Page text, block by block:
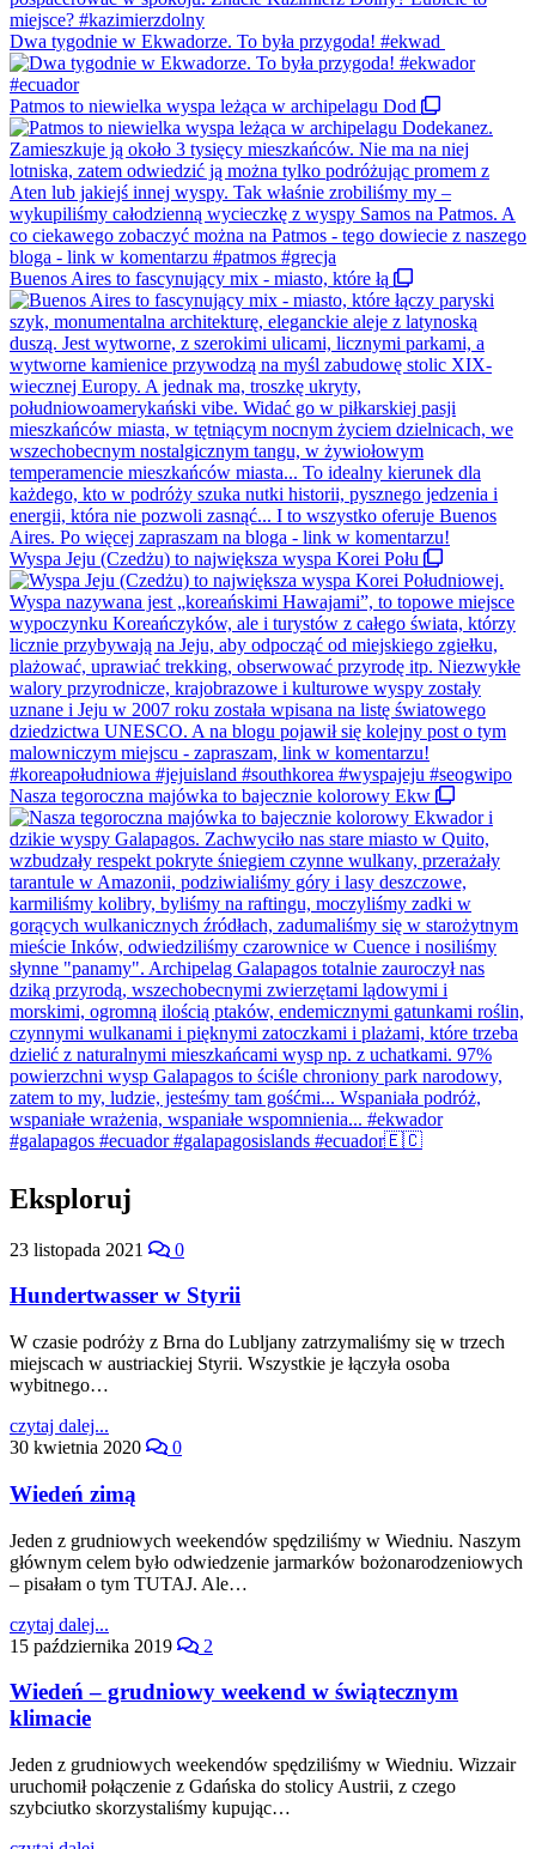
Dwa tygodnie w Ekwadorze. To była przygoda! #ekwad
Patmos to niewielka wyspa leżąca w archipelagu Dod
Buenos Aires to fascynujący mix - miasto, które łą
Wyspa Jeju (Czedżu) to największa wyspa Korei Połu
Nasza tegoroczna majówka to bajecznie kolorowy Ekw
Eksploruj
23 listopada 2021 0
Hundertwasser w Styrii
W czasie podróży z Brna do Lubljany zatrzymaliśmy się w trzech
miejscach w austriackiej Styrii. Wszystkie je łączyła osoba
wybitnego…
czytaj dalej...
30 kwietnia 2020
0
Wiedeń zimą
Jeden z grudniowych weekendów spędziliśmy w Wiedniu. Naszym
głównym celem było odwiedzenie jarmarków bożonarodzeniowych
– pisałam o tym TUTAJ. Ale…
czytaj dalej...
15 października 2019
2
Wiedeń – grudniowy weekend w świątecznym
klimacie
Jeden z grudniowych weekendów spędziliśmy w Wiedniu. Wizzair
uruchomił połączenie z Gdańska do stolicy Austrii, z czego
szybciutko skorzystaliśmy kupując…